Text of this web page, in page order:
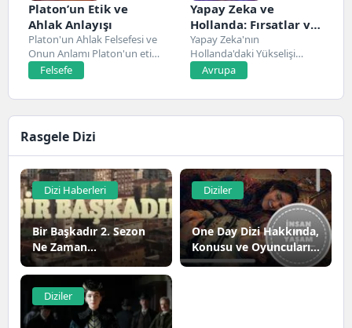
Platon’un Etik ve
Ahlak Anlayışı
Platon'un Ahlak Felsefesi ve
Onun Anlamı Platon'un etik
ve ahlak...
Felsefe
Yapay Zeka ve
Hollanda: Fırsatlar ve
Zorluklar
Yapay Zeka'nın
Hollanda'daki Yükselişi
Hollanda, son yıllarda yapay
zeka alanında...
Avrupa
Rasgele Dizi
Dizi Haberleri
Bir Başkadır 2. Sezon
Ne Zaman
Yayınlanacak?
Diziler
One Day Dizi Hakkında,
Konusu ve Oyuncuları |
Netflix
Diziler